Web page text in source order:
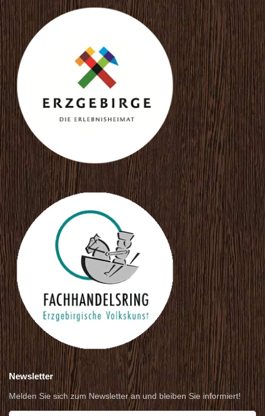
Newsletter
Melden Sie sich zum Newsletter an und bleiben Sie informiert!